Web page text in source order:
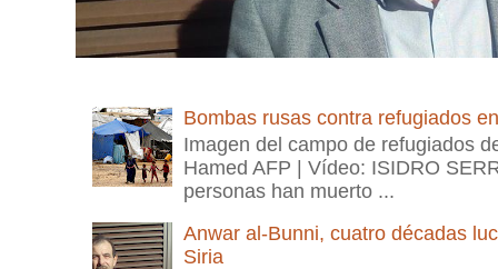
Bombas rusas contra refugiados
Imagen del campo de refugiados
Hamed AFP | Vídeo: ISIDRO
personas han muerto ...
Anwar al-Bunni, cuatro décadas
Siria